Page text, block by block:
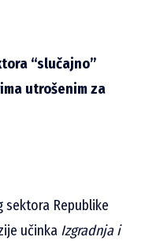
“slučajno”
utrošenim za
sektora Republike
učinka Izgradnja i